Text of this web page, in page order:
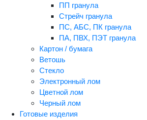
ПП гранула
Стрейч гранула
ПС, АБС, ПК гранула
ПА, ПВХ, ПЭТ гранула
Картон / бумага
Ветошь
Стекло
Электронный лом
Цветной лом
Черный лом
Готовые изделия